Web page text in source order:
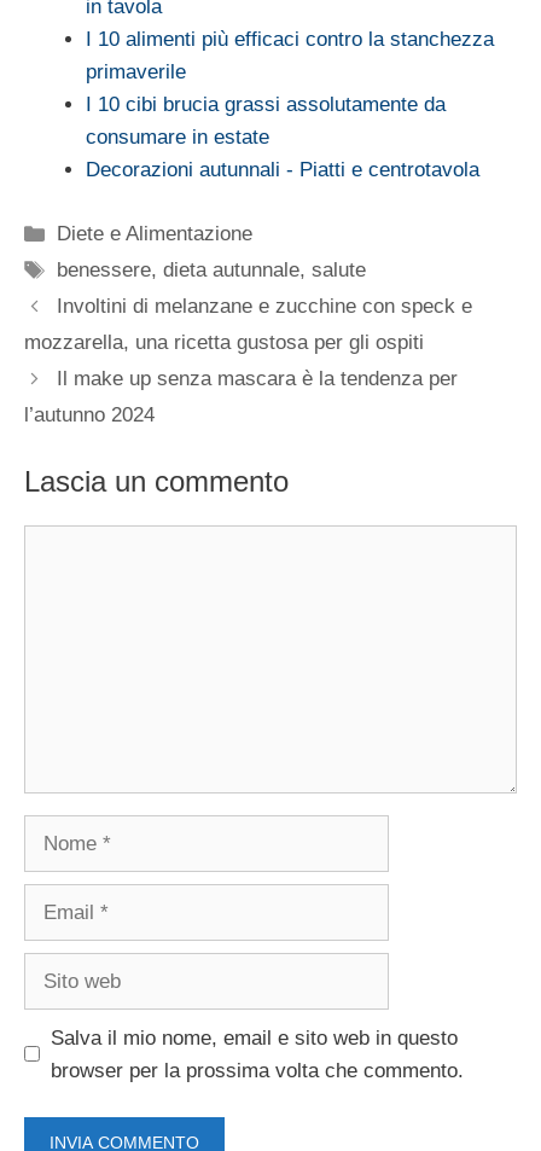
in tavola
I 10 alimenti più efficaci contro la stanchezza
primaverile
I 10 cibi brucia grassi assolutamente da
consumare in estate
Decorazioni autunnali - Piatti e centrotavola
Categorie
Diete e Alimentazione
Tag
benessere,dieta autunnale,salute
Involtini di melanzane e zucchine con speck e
mozzarella, una ricetta gustosa per gli ospiti
Il make up senza mascara è la tendenza per
l’autunno 2024
Lascia un commento
Nome
Email
Sito
Salva il mio nome, email e sito web in questo
browser per la prossima volta che commento.